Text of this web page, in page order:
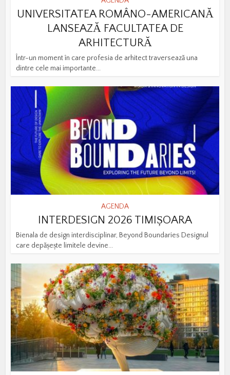
UNIVERSITATEA ROMÂNO-AMERICANĂ
LANSEAZĂ FACULTATEA DE
ARHITECTURĂ
Într-un moment în care profesia de arhitect traversează una
dintre cele mai importante...
AGENDA
INTERDESIGN 2026 TIMIȘOARA
Bienala de design interdisciplinar, Beyond Boundaries Designul
care depășește limitele devine...